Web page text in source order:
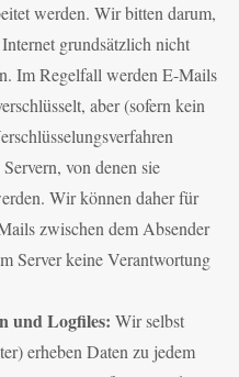
werden. Wir bitten darum,
grundsätzlich nicht
Im Regelfall werden E-Mails
aber (sofern kein
von denen sie
Wir können daher für
zwischen dem Absender
Server keine Verantwortung
und Logfiles: Wir selbst
erheben Daten zu jedem